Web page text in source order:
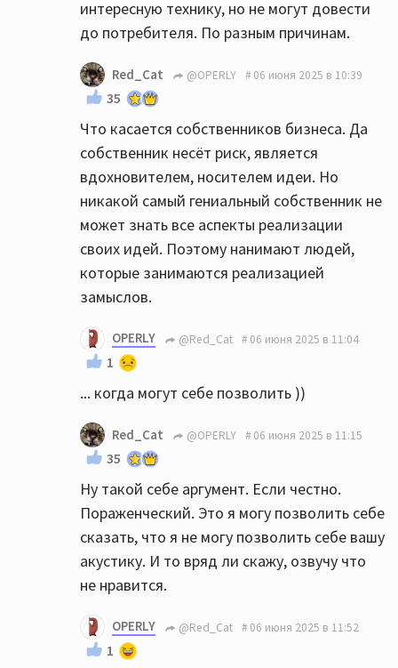
интересную технику, но не могут довести
до потребителя. По разным причинам.
Red_Cat @OPERLY 06 июня 2025 в 10:39
35
Что касается собственников бизнеса. Да
собственник несёт риск, является
вдохновителем, носителем идеи. Но
никакой самый гениальный собственник не
может знать все аспекты реализации
своих идей. Поэтому нанимают людей,
которые занимаются реализацией
замыслов.
OPERLY @Red_Cat 06 июня 2025 в 11:04
1
... когда могут себе позволить ))
Red_Cat @OPERLY 06 июня 2025 в 11:15
35
Ну такой себе аргумент. Если честно.
Пораженческий. Это я могу позволить себе
сказать, что я не могу позволить себе вашу
акустику. И то вряд ли скажу, озвучу что
не нравится.
OPERLY @Red_Cat 06 июня 2025 в 11:52
1